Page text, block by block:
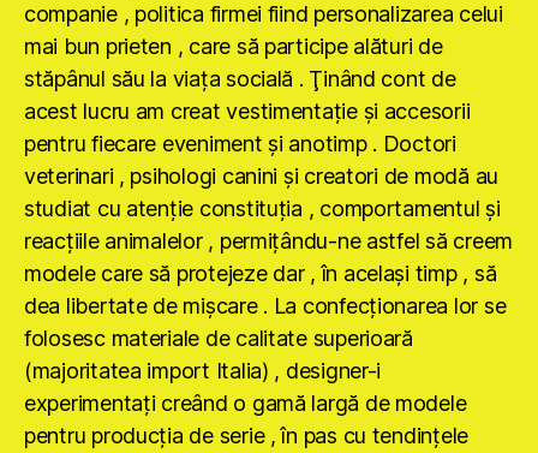
companie , politica firmei fiind personalizarea celui
mai bun prieten , care să participe alături de
stăpânul său la viaţa socială . Ţinând cont de
acest lucru am creat vestimentaţie şi accesorii
pentru fiecare eveniment şi anotimp . Doctori
veterinari , psihologi canini şi creatori de modă au
studiat cu atenţie constituţia , comportamentul şi
reacţiile animalelor , permiţându-ne astfel să creem
modele care să protejeze dar , în acelaşi timp , să
dea libertate de mişcare . La confecţionarea lor se
folosesc materiale de calitate superioară
(majoritatea import Italia) , designer-i
experimentaţi creând o gamă largă de modele
pentru producţia de serie , în pas cu tendinţele